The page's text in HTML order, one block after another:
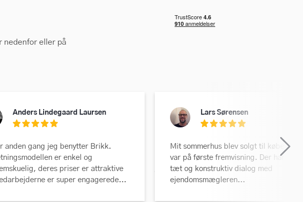
nedenfor eller på
Anders Lindegaard Laursen
anden gang jeg benytter Brikk.
er enkel og
deres priser er attraktive
er super engagerede...
Lars Sørensen
Mit sommerhus blev solgt til køberen,
var på første fremvisning. Der har
tæt og konstruktiv dialog med
ejendomsmægleren...